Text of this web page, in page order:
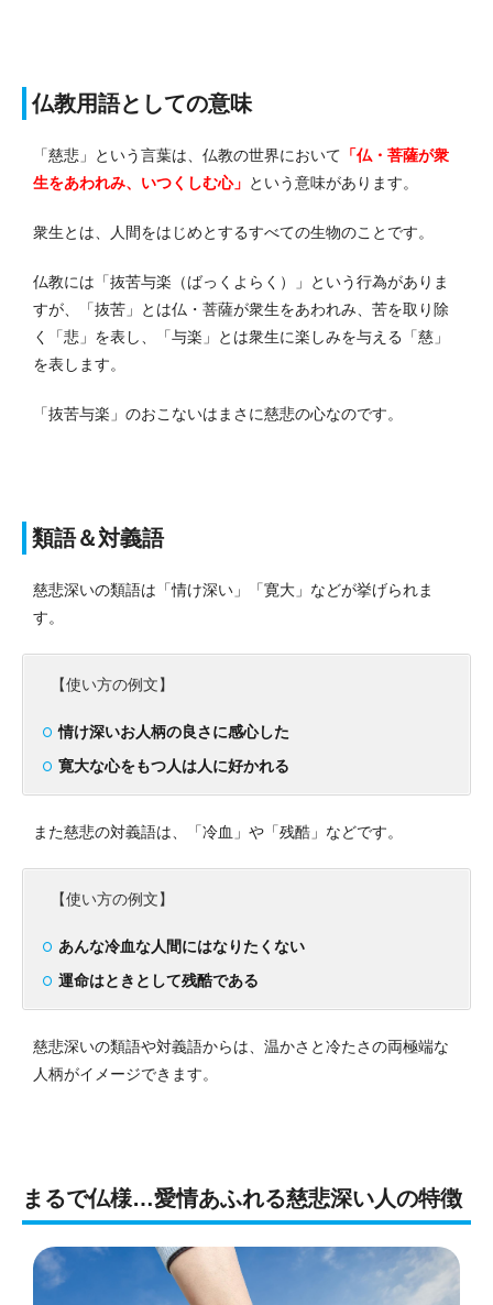
仏教用語としての意味
「慈悲」という言葉は、仏教の世界において 「仏・菩薩が衆
生をあわれみ、いつくしむ心」 という意味があります。
衆生とは、人間をはじめとするすべての生物のことです。
仏教には「抜苦与楽（ばっくよらく）」という行為がありま
すが、「抜苦」とは仏・菩薩が衆生をあわれみ、苦を取り除
く「悲」を表し、「与楽」とは衆生に楽しみを与える「慈」
を表します。
「抜苦与楽」のおこないはまさに慈悲の心なのです。
類語＆対義語
慈悲深いの類語は「情け深い」「寛大」などが挙げられま
す。
【使い方の例文】
情け深いお人柄の良さに感心した
寛大な心をもつ人は人に好かれる
また慈悲の対義語は、「冷血」や「残酷」などです。
【使い方の例文】
あんな冷血な人間にはなりたくない
運命はときとして残酷である
慈悲深いの類語や対義語からは、温かさと冷たさの両極端な
人柄がイメージできます。
まるで仏様…愛情あふれる慈悲深い人の特徴